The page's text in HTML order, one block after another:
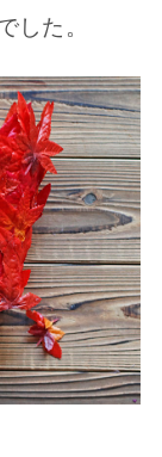
した。